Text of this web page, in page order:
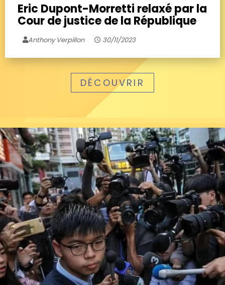
Eric Dupont-Morretti relaxé par la
Cour de justice de la République
Anthony Verpillon 30/11/2023
DÉCOUVRIR